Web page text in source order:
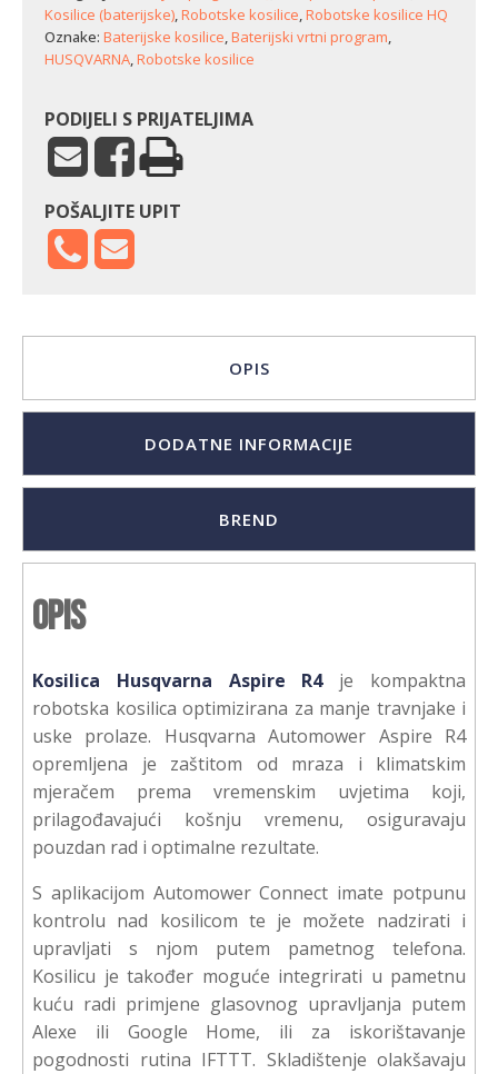
m²)
količina
Kosilice (baterijske),Robotske kosilice,Robotske kosilice HQ
Oznake: Baterijske kosilice,Baterijski vrtni program,
HUSQVARNA,Robotske kosilice
PODIJELI S PRIJATELJIMA
POŠALJITE UPIT
OPIS
DODATNE INFORMACIJE
BREND
Opis
Kosilica Husqvarna Aspire R4je kompaktna
robotska kosilica optimizirana za manje travnjake i
uske prolaze. Husqvarna Automower Aspire R4
opremljena je zaštitom od mraza i klimatskim
mjeračem prema vremenskim uvjetima koji,
prilagođavajući košnju vremenu, osiguravaju
pouzdan rad i optimalne rezultate.
S aplikacijom Automower Connect imate potpunu
kontrolu nad kosilicom te je možete nadzirati i
upravljati s njom putem pametnog telefona.
Kosilicu je također moguće integrirati u pametnu
kuću radi primjene glasovnog upravljanja putem
Alexe ili Google Home, ili za iskorištavanje
pogodnosti rutina IFTTT. Skladištenje olakšavaju